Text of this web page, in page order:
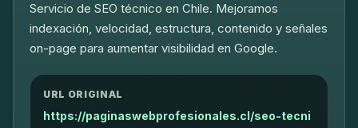
Servicio de SEO técnico en Chile. Mejoramos
indexación, velocidad, estructura, contenido y señales
on-page para aumentar visibilidad en Google.
URL ORIGINAL
https://paginaswebprofesionales.cl/seo-tecni